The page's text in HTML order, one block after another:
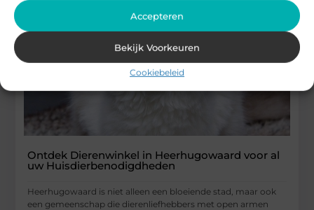
Accepteren
Bekijk Voorkeuren
Cookiebeleid
Ontdek Dierenwinkel in Heerhugowaard voor al
uw Huisdierbenodigdheden
Heerhugowaard is niet alleen een bloeiende stad, maar ook
een gemeenschap die dierenliefhebbers met open armen